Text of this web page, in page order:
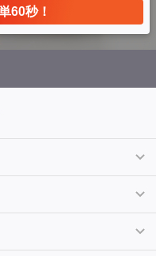
60秒！
案件特集
ーランスの声